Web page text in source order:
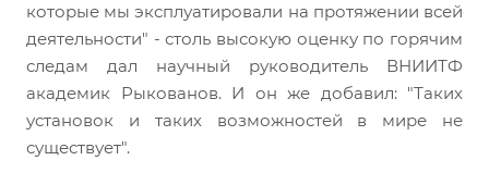
которые мы эксплуатировали на протяжении всей
деятельности" - столь высокую оценку по горячим
следам дал научный руководитель ВНИИТФ
академик Рыкованов. И он же добавил: "Таких
установок и таких возможностей в мире не
существует".